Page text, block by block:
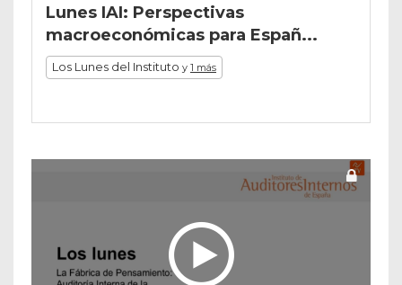
Lunes IAI: Perspectivas
macroeconómicas para Españ...
Los Lunes del Instituto y 1 más